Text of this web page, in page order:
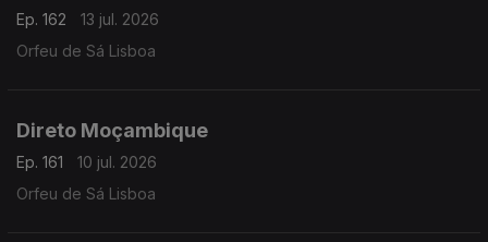
Ep. 162
13 jul. 2026
Orfeu de Sá Lisboa
Direto Moçambique
Ep. 161
10 jul. 2026
Orfeu de Sá Lisboa